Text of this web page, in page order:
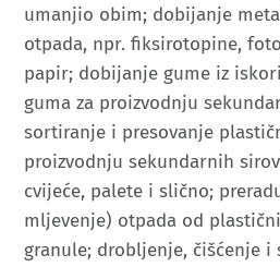
umanjio obim; dobijanje
otpada, npr. fiksirotopine,
papir; dobijanje gume iz
guma za proizvodnju
sortiranje i presovanje
proizvodnju sekundarnih
cvijeće, palete i slično;
mljevenje) otpada od
granule; drobljenje, čišćenje